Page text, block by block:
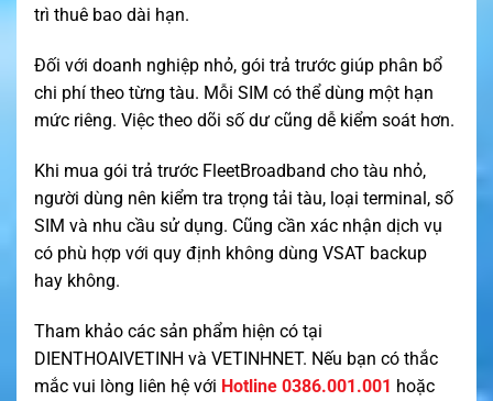
trì thuê bao dài hạn.
Đối với doanh nghiệp nhỏ, gói trả trước giúp phân bổ
chi phí theo từng tàu. Mỗi SIM có thể dùng một hạn
mức riêng. Việc theo dõi số dư cũng dễ kiểm soát hơn.
Khi mua gói trả trước FleetBroadband cho tàu nhỏ,
người dùng nên kiểm tra trọng tải tàu, loại terminal, số
SIM và nhu cầu sử dụng. Cũng cần xác nhận dịch vụ
có phù hợp với quy định không dùng VSAT backup
hay không.
Tham khảo các sản phẩm hiện có tại
DIENTHOAIVETINH và VETINHNET. Nếu bạn có thắc
mắc vui lòng liên hệ với Hotline 0386.001.001 hoặc